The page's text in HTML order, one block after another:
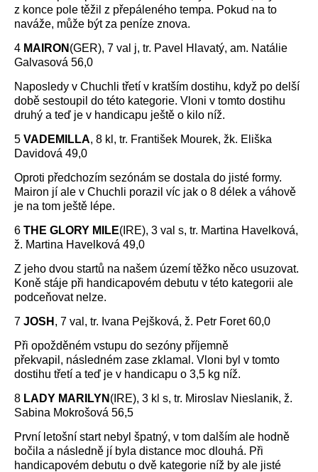
z konce pole těžil z přepáleného tempa. Pokud na to
naváže, může být za peníze znova.
4 MAIRON (GER), 7 val j, tr. Pavel Hlavatý, am. Natálie
Galvasová 56,0
Naposledy v Chuchli třetí v kratším dostihu, když po delší
době sestoupil do této kategorie. Vloni v tomto dostihu
druhý a teď je v handicapu ještě o kilo níž.
5 VADEMILLA, 8 kl, tr. František Mourek, žk. Eliška
Davidová 49,0
Oproti předchozím sezónám se dostala do jisté formy.
Mairon jí ale v Chuchli porazil víc jak o 8 délek a váhově
je na tom ještě lépe.
6 THE GLORY MILE(IRE), 3 val s, tr. Martina Havelková,
ž. Martina Havelková 49,0
Z jeho dvou startů na našem území těžko něco usuzovat.
Koně stáje při handicapovém debutu v této kategorii ale
podceňovat nelze.
7 JOSH , 7 val, tr. Ivana Pejšková, ž. Petr Foret 60,0
Při opožděném vstupu do sezóny příjemně
překvapil, následném zase zklamal. Vloni byl v tomto
dostihu třetí a teď je v handicapu o 3,5 kg níž.
8 LADY MARILYN (IRE), 3 kl s, tr. Miroslav Nieslanik, ž.
Sabina Mokrošová 56,5
První letošní start nebyl špatný, v tom dalším ale hodně
bočila a následně jí byla distance moc dlouhá. Při
handicapovém debutu o dvě kategorie níž by ale jisté